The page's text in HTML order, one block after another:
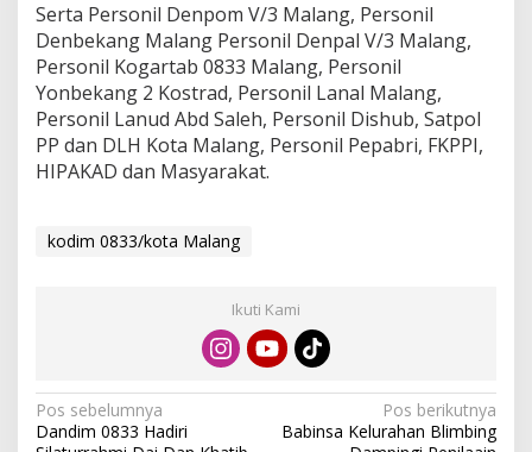
Serta Personil Denpom V/3 Malang, Personil
Denbekang Malang Personil Denpal V/3 Malang,
Personil Kogartab 0833 Malang, Personil
Yonbekang 2 Kostrad, Personil Lanal Malang,
Personil Lanud Abd Saleh, Personil Dishub, Satpol
PP dan DLH Kota Malang, Personil Pepabri, FKPPI,
HIPAKAD dan Masyarakat.
kodim 0833/kota Malang
Ikuti Kami
N
Pos sebelumnya
Dandim 0833 Hadiri
Pos berikutnya
Babinsa Kelurahan Blimbing